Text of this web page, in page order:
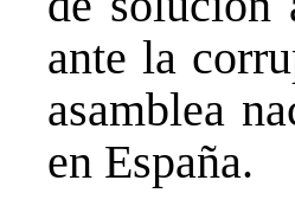
ante la
asamblea
en España.